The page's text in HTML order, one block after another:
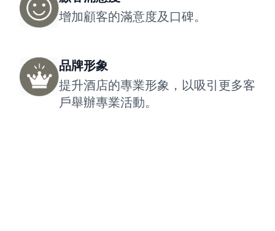
增加顧客的滿意度及口碑。
品牌形象
提升酒店的專業形象，以吸引更多客
戶舉辦專業活動。